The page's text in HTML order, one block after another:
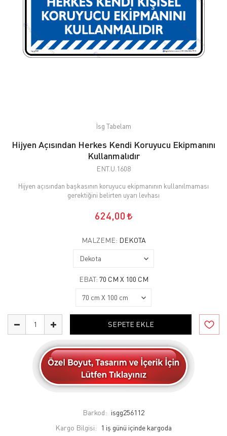
İsg Tabelam
Hijyen Açısından Herkes Kendi Koruyucu Ekipmanını
Kullanmalıdır
ENT.U.1608
Hijyen açısından başkasının koruyucu ekipmanının kullanılmaması
gerektiğini belirten uyarı levhası
624,00
MALZEME: DEKOTA
EBAT: 70 CM X 100 CM
SEPETE EKLE
Barkod: isgg256112
Kargo Bilgisi:
1 iş günü içinde kargoda